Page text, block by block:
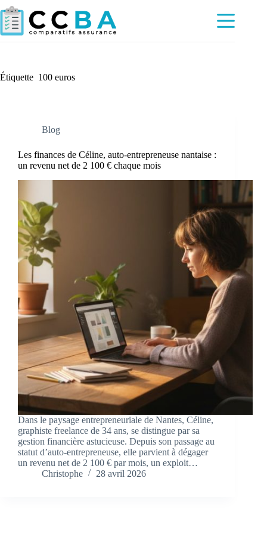
Passer
au
contenu
Étiquette 100 euros
Blog
Les finances de Céline, auto-entrepreneuse nantaise :
un revenu net de 2 100 € chaque mois
Dans le paysage entrepreneuriale de Nantes, Céline,
graphiste freelance de 34 ans, se distingue par sa
gestion financière astucieuse. Depuis son passage au
statut d’auto-entrepreneuse, elle parvient à dégager
un revenu net de 2 100 € par mois, un exploit…
Christophe
28 avril 2026